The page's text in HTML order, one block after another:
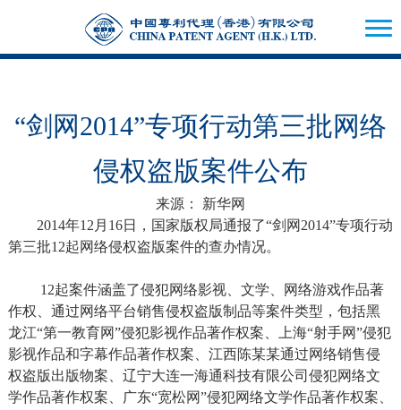
“剑网2014”专项行动第三批网络
侵权盗版案件公布
来源： 新华网
2014年12月16日，国家版权局通报了“剑网2014”专项行动
第三批12起网络侵权盗版案件的查办情况。
12起案件涵盖了侵犯网络影视、文学、网络游戏作品著
作权、通过网络平台销售侵权盗版制品等案件类型，包括黑
龙江“第一教育网”侵犯影视作品著作权案、上海“射手网”侵犯
影视作品和字幕作品著作权案、江西陈某某通过网络销售侵
权盗版出版物案、辽宁大连一海通科技有限公司侵犯网络文
学作品著作权案、广东“宽松网”侵犯网络文学作品著作权案、